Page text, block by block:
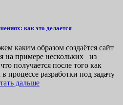
как это делается
каким образом создаётся сайт
на примере нескольких из
получается после того как
процессе разработки под задачу
дальше